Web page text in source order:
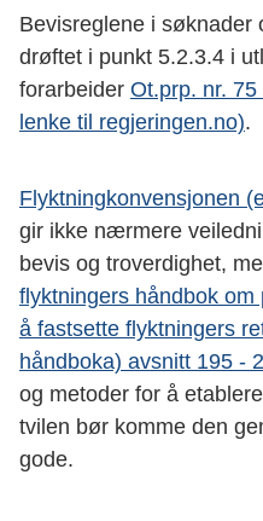
Bevisreglene i søknader
drøftet i punkt 5.2.3.4 i
forarbeider Ot.prp. nr.
lenke til regjeringen.no).
Flyktningkonvensjonen
gir ikke nærmere
bevis og troverdighet,
flyktningers håndbok
å fastsette flyktningers
håndboka) avsnitt 195 -
og metoder for å
tvilen bør komme den
gode.